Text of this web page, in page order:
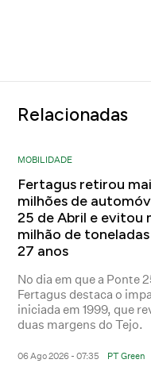
Relacionadas
MOBILIDADE
Fertagus retirou
milhões de
25 de Abril e evitou
milhão de toneladas
27 anos
No dia em que a Ponte
Fertagus destaca o
iniciada em 1999, que
duas margens do Tejo.
06 Ago 2026 - 07:35 PT Green